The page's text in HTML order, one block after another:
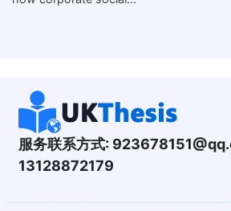
服务联系方式:
13128872179